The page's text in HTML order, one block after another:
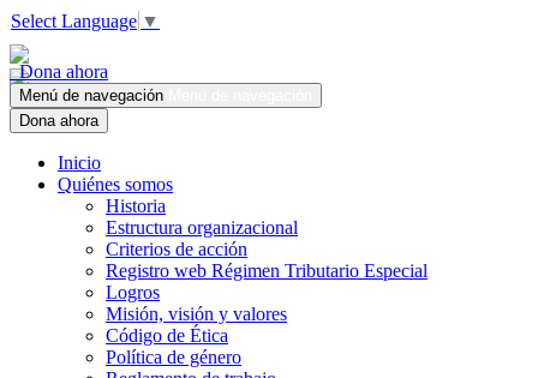
Select Language ▼
Dona ahora
Menú de navegación
Dona ahora
Inicio
Quiénes somos
Historia
Estructura organizacional
Criterios de acción
Registro web Régimen Tributario Especial
Logros
Misión, visión y valores
Código de Ética
Política de género